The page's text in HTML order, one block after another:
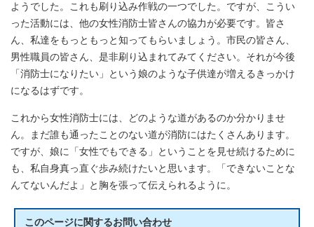
ようでした。これも刷り込み作戦の一つでした。ですが、こうい
った活動には、他の女性消防士皆さんの協力が必要です。皆さ
ん、私達をもっともっと知ってもらいましょう。市民の皆さん、
男性職員の皆さん、是非刷り込まれてみてください。それが今後
「消防士になりたい」という娘のような子供達が増えるきっかけ
になるはずです。
これから女性消防士には、どのような道があるのか分かりませ
ん。まだ誰も通ったことのない道が消防にはたくさんあります。
ですが、娘に「女性でもできる」ということを見せ続けるために
も、私自身真っ直ぐ歩み続けたいと思います。「できないことな
んてないんだよ」と胸を張って伝えられるように。
このページに関するお問い合わせ